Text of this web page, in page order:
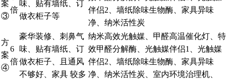
案
③
倍
味、贴有墙纸、订
做衣柜子等
伴侣2、墙纸除味生物酶、家具异味
净、纳米活性炭
方
案
④
6
倍
豪华装修、刺鼻气
味、贴有墙纸、订
做衣柜子、且通风
不够好、家具 较多
纳米高效光触媒、甲醛高温催化灯、特
效甲醛分解酶、光触媒伴侣1、光触媒
伴侣2、墙纸除味生物酶、家具异味
净、纳米活性炭、室内环境治理机、